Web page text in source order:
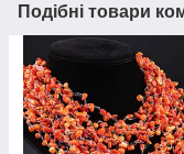
Подібні товари